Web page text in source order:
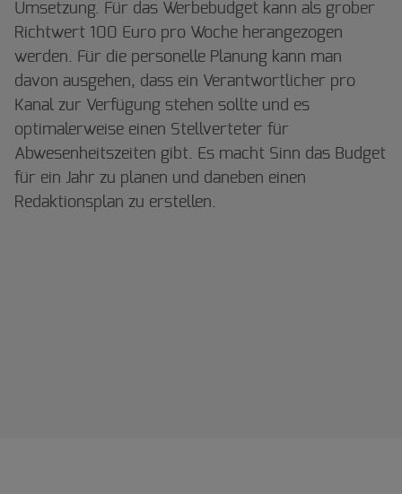
Umsetzung. Für das Werbebudget kann als grober
Richtwert 100 Euro pro Woche herangezogen
werden. Für die personelle Planung kann man
davon ausgehen, dass ein Verantwortlicher pro
Kanal zur Verfügung stehen sollte und es
optimalerweise einen Stellverteter für
Abwesenheitszeiten gibt. Es macht Sinn das Budget
für ein Jahr zu planen und daneben einen
Redaktionsplan zu erstellen.